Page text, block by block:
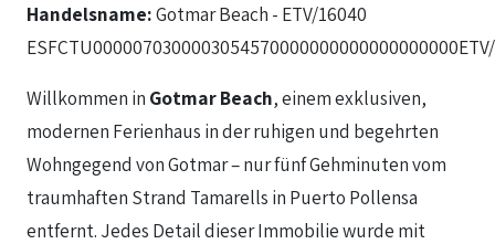
Handelsname:Gotmar Beach - ETV/16040
Willkommen in Gotmar Beach, einem exklusiven,
modernen Ferienhaus in der ruhigen und begehrten
Wohngegend von Gotmar – nur fünf Gehminuten vom
traumhaften Strand Tamarells in Puerto Pollensa
entfernt. Jedes Detail dieser Immobilie wurde mit